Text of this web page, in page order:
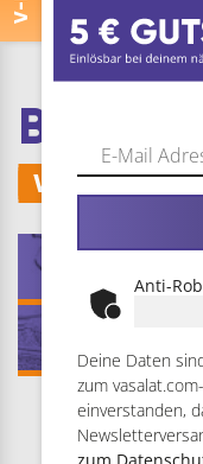
BOHLE-
Wähle eine
UV-Klebstoffe,
Zubehör
V
Anti-
Deine Daten
zum
einverstanden,